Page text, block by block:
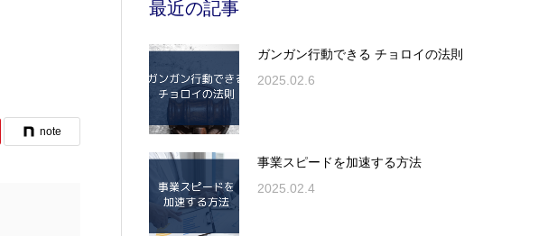
note
最近の記事
ガンガン行動できる チョロイの法則
2025.02.6
事業スピードを加速する方法
2025.02.4